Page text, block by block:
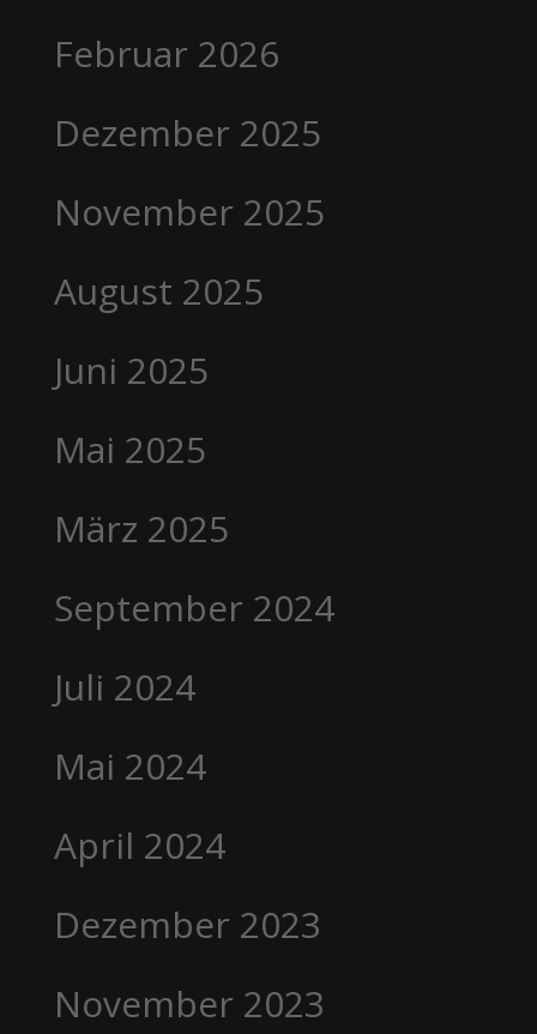
Februar 2026
Dezember 2025
November 2025
August 2025
Juni 2025
Mai 2025
März 2025
September 2024
Juli 2024
Mai 2024
April 2024
Dezember 2023
November 2023